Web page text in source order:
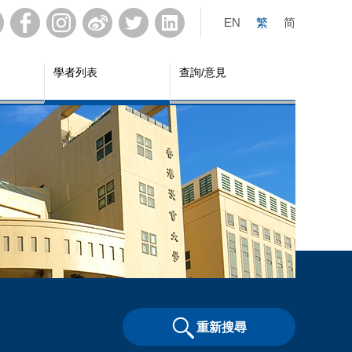
EN 繁 简
學者列表 查詢/意見
重新搜尋